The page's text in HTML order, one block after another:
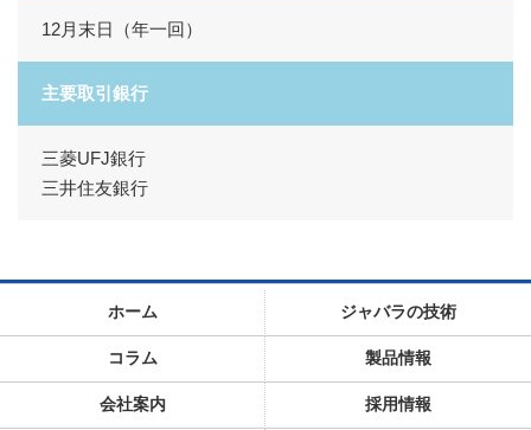
12月末日（年一回）
主要取引銀行
三菱UFJ銀行
三井住友銀行
ホーム ジャバラの技術
コラム 製品情報
会社案内 採用情報